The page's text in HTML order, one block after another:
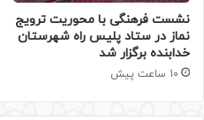
نشست فرهنگی با محوریت ترویج
نماز در ستاد پلیس راه شهرستان
خدابنده برگزار شد
10 ساعت پیش